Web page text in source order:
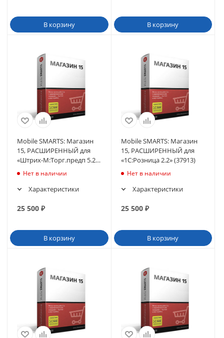
В корзину В корзину
Mobile SMARTS: Магазин
15, РАСШИРЕННЫЙ для
«Штрих-М:Торг.предп 5.2»
5.2.1.17 и выше до 5.2.x.x
Нет в наличии
Характеристики
25 500 ₽
В корзину
Mobile SMARTS: Магазин
15, РАСШИРЕННЫЙ для
«1С:Розница 2.2» (37913)
Нет в наличии
Характеристики
25 500₽
В корзину